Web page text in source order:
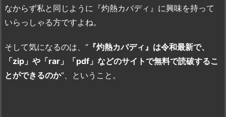
なからず私と同じように『灼熱カバディ』に興味を持って
いらっしゃる方ですよね。
そして気になるのは、“ 『灼熱カバディ』は令和最新で、
「zip」や「rar」「pdf」などのサイトで無料で読破するこ
とができるのか”、ということ。